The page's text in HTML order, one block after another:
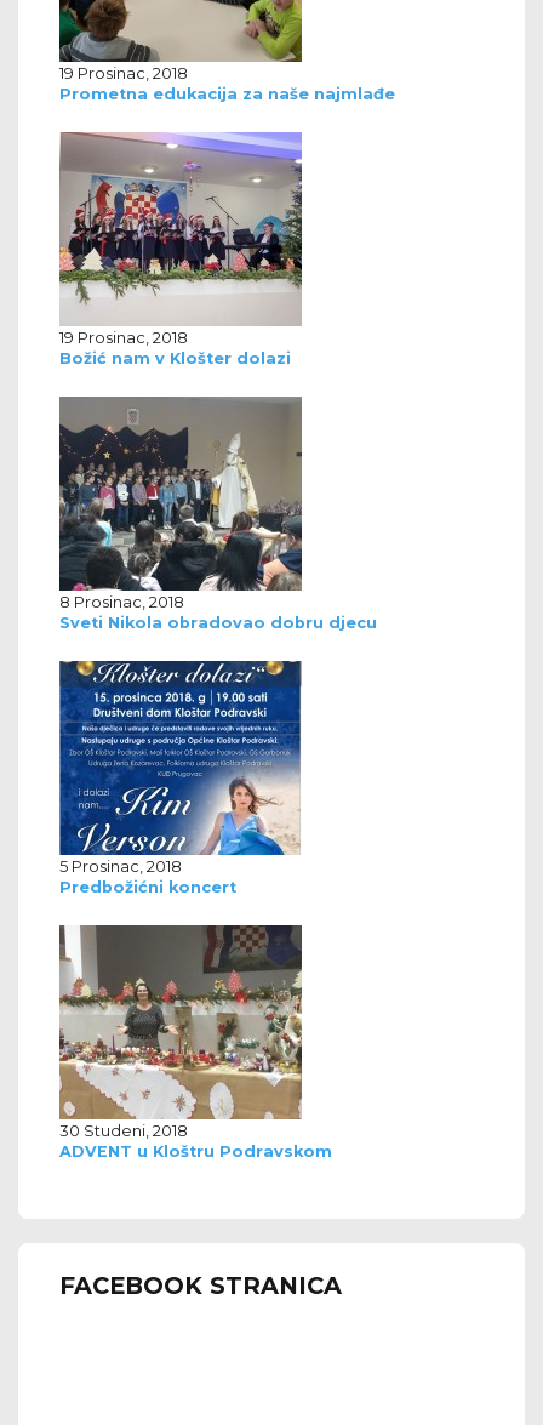
19 Prosinac, 2018
Prometna edukacija za naše najmlađe
19 Prosinac, 2018
Božić nam v Klošter dolazi
8 Prosinac, 2018
Sveti Nikola obradovao dobru djecu
5 Prosinac, 2018
Predbožićni koncert
30 Studeni, 2018
ADVENT u Kloštru Podravskom
FACEBOOK STRANICA